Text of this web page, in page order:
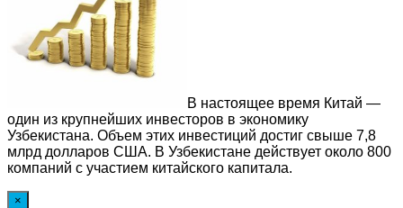
В настоящее время Китай —
один из крупнейших инвесторов в экономику
Узбекистана. Объем этих инвестиций достиг свыше 7,8
млрд долларов США. В Узбекистане действует около 800
компаний с участием китайского капитала.
×